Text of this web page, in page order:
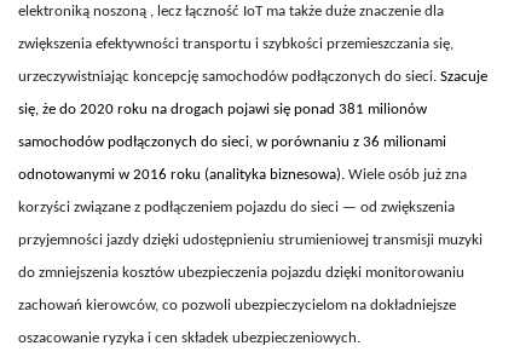
elektroniką noszoną , lecz łączność IoT ma także duże znaczenie dla
zwiększenia efektywności transportu i szybkości przemieszczania się,
urzeczywistniając koncepcję samochodów podłączonych do sieci. Szacuje
się, że do 2020 roku na drogach pojawi się ponad 381 milionów
samochodów podłączonych do sieci, w porównaniu z 36 milionami
odnotowanymi w 2016 roku (analityka biznesowa). Wiele osób już zna
korzyści związane z podłączeniem pojazdu do sieci — od zwiększenia
przyjemności jazdy dzięki udostępnieniu strumieniowej transmisji muzyki
do zmniejszenia kosztów ubezpieczenia pojazdu dzięki monitorowaniu
zachowań kierowców, co pozwoli ubezpieczycielom na dokładniejsze
oszacowanie ryzyka i cen składek ubezpieczeniowych.